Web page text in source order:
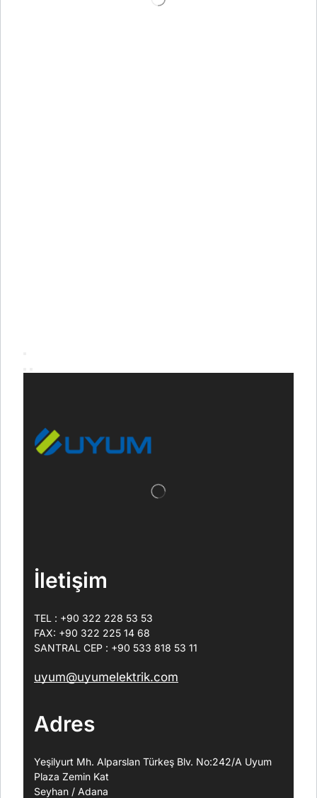
İletişim
TEL : +90 322 228 53 53
FAX: +90 322 225 14 68
SANTRAL CEP : +90 533 818 53 11
uyum@uyumelektrik.com
Adres
Yeşilyurt Mh. Alparslan Türkeş Blv. No:242/A Uyum
Plaza Zemin Kat
Seyhan / Adana